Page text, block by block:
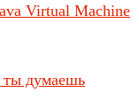
Virtual Machine
ты думаешь